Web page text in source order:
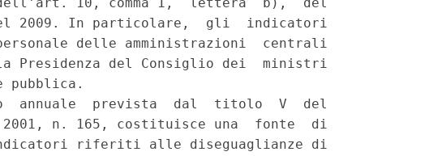
2009. In particolare,  gli  indicatori
delle amministrazioni  centrali
Presidenza del Consiglio dei  ministri
pubblica.
annuale  prevista  dal  titolo  V  del
2001, n. 165, costituisce una  fonte  di
riferiti alle diseguaglianze di